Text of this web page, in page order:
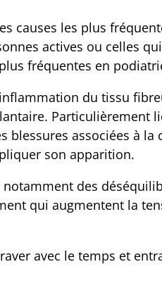
causes les plus
actives ou celles qui
fréquentes en
du tissu
Particulièrement
blessures associées à la
son apparition.
des
qui augmentent la
avec le temps et